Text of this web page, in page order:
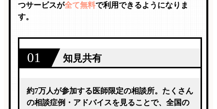
つサービスが全て無料で利用できるようになりま
す。
01 知見共有
約7万人が参加する医師限定の相談所。たくさん
の相談症例・アドバイスを見ることで、全国の